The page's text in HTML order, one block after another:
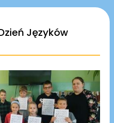
Języków